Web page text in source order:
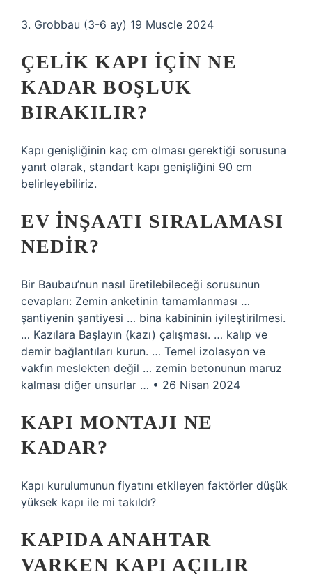
3. Grobbau (3-6 ay) 19 Muscle 2024
ÇELIK KAPI IÇIN NE
KADAR BOŞLUK
BIRAKILIR?
Kapı genişliğinin kaç cm olması gerektiği sorusuna
yanıt olarak, standart kapı genişliğini 90 cm
belirleyebiliriz.
EV INŞAATI SIRALAMASI
NEDIR?
Bir Baubau’nun nasıl üretilebileceği sorusunun
cevapları: Zemin anketinin tamamlanması …
şantiyenin şantiyesi … bina kabininin iyileştirilmesi.
… Kazılara Başlayın (kazı) çalışması. … kalıp ve
demir bağlantıları kurun. … Temel izolasyon ve
vakfın meslekten değil … zemin betonunun maruz
kalması diğer unsurlar … • 26 Nisan 2024
KAPI MONTAJI NE
KADAR?
Kapı kurulumunun fiyatını etkileyen faktörler düşük
yüksek kapı ile mi takıldı?
KAPIDA ANAHTAR
VARKEN KAPI AÇILIR